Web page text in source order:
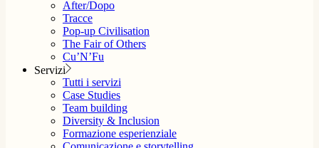
After/Dopo
Tracce
Pop-up Civilisation
The Fair of Others
Cu’N’Fu
Servizi
Tutti i servizi
Case Studies
Team building
Diversity & Inclusion
Formazione esperienziale